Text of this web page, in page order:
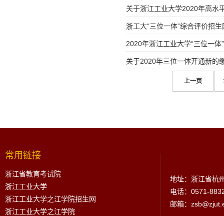
关于浙江工业大学2020年高水
浙工大“三位一体”综合评价招
2020年浙江工业大学“三位一
关于2020年三位一体开通新的
上一页
常用链接
浙江省教育考试院
浙江工业大学
浙江工业大学之江学院招生网
浙江工业大学之江学院
地址：浙江省杭
电话：0571-
邮箱：